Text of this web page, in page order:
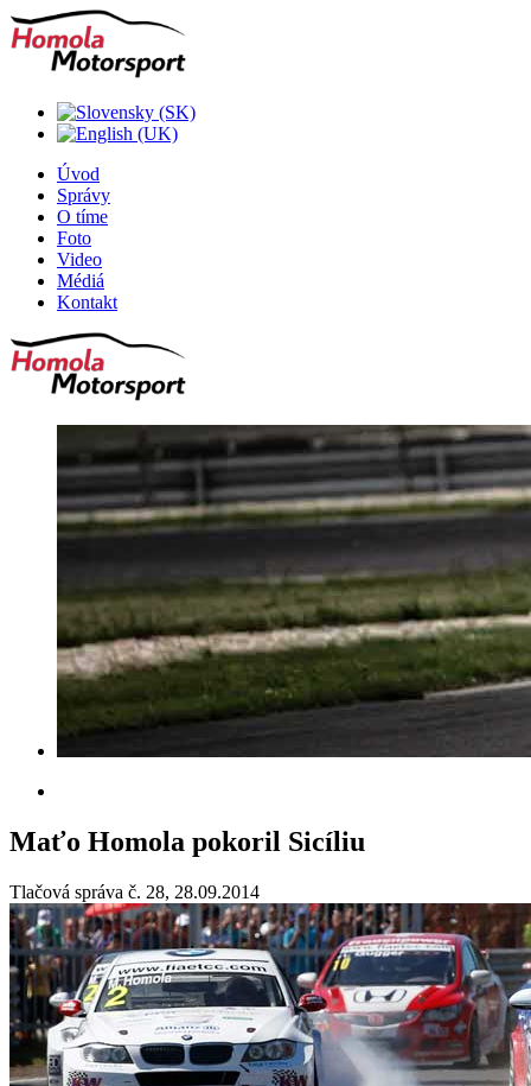
Úvod
Správy
O tíme
Foto
Video
Médiá
Kontakt
Maťo Homola pokoril Sicíliu
Tlačová správa č. 28, 28.09.2014